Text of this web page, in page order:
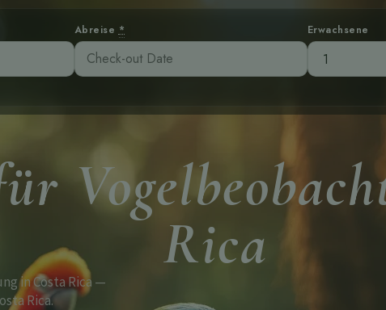
Abreise * Erwachsene
Rica
in Costa Rica —
Rica.